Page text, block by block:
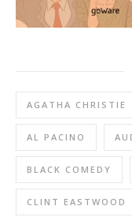
AGATHA CHRISTIE
AL PACINO
BLACK COMEDY
CLINT EASTWOOD